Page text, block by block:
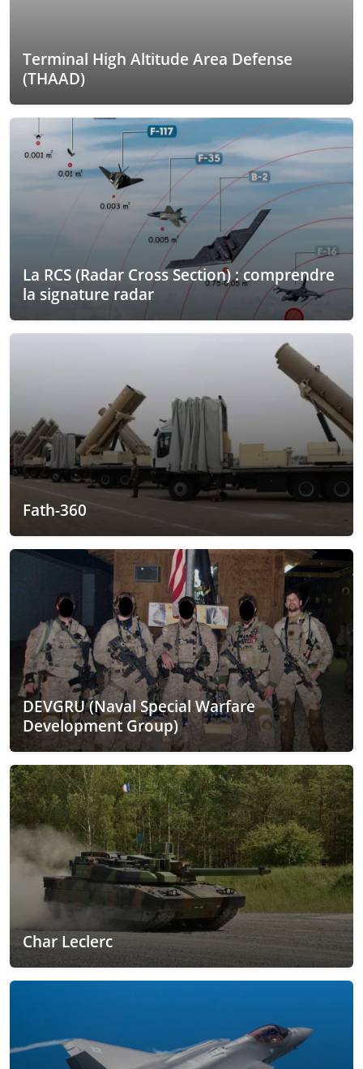
Terminal High Altitude Area Defense
(THAAD)
La RCS (Radar Cross Section) : comprendre
la signature radar
Fath-360
DEVGRU (Naval Special Warfare
Development Group)
Char Leclerc